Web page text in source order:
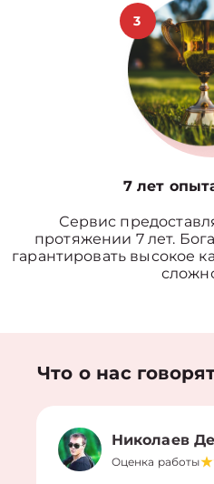
3
7 лет
Сервис
протяжении 7 лет.
гарантировать высокое
Что о нас
Николаев
Оценка работы